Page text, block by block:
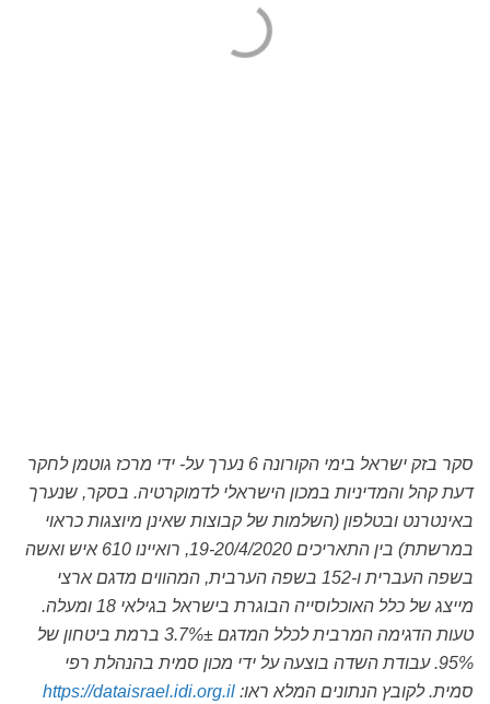
סקר בזק ישראל בימי הקורונה 6 נערך על- ידי מרכז גוטמן לחקר
דעת קהל והמדיניות במכון הישראלי לדמוקרטיה. בסקר, שנערך
באינטרנט ובטלפון (השלמות של קבוצות שאינן מיוצגות כראוי
במרשתת) בין התאריכים 19-20/4/2020, רואיינו 610 איש ואשה
בשפה העברית ו-152 בשפה הערבית, המהווים מדגם ארצי
מייצג של כלל האוכלוסייה הבוגרת בישראל בגילאי 18 ומעלה.
טעות הדגימה המרבית לכלל המדגם 3.7%± ברמת ביטחון של
95%. עבודת השדה בוצעה על ידי מכון סמית בהנהלת רפי
סמית. לקובץ הנתונים המלא ראו: https://dataisrael.idi.org.il